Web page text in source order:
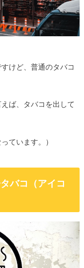
けど、普通のタバコ
ば、タバコを出して
ています。）
バコ（アイコ